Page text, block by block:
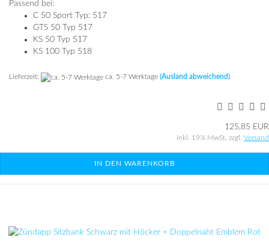
Passend bei:
C 50 Sport Typ: 517
GTS 50 Typ 517
KS 50 Typ 517
KS 100 Typ 518
Lieferzeit: ca. 5-7 Werktage (Ausland abweichend)
125,85 EUR
inkl. 19% MwSt. zzgl. Versand
IN DEN WARENKORB